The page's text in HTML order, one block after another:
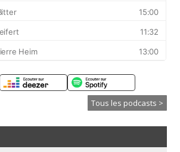
Tous les podcasts >